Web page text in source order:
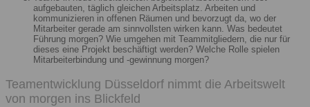
aufgebauten, täglich gleichen Arbeitsplatz. Arbeiten und
kommunizieren in offenen Räumen und bevorzugt da, wo der
Mitarbeiter gerade am sinnvollsten wirken kann. Was bedeutet
Führung morgen? Wie umgehen mit Teammitgliedern, die nur für
dieses eine Projekt beschäftigt werden? Welche Rolle spielen
Mitarbeiterbindung und -gewinnung morgen?
Teamentwicklung Düsseldorf nimmt die Arbeitswelt
von morgen ins Blickfeld